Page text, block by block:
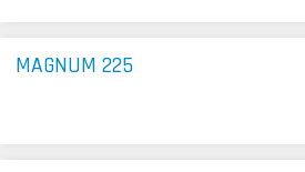
MAGNUM 225